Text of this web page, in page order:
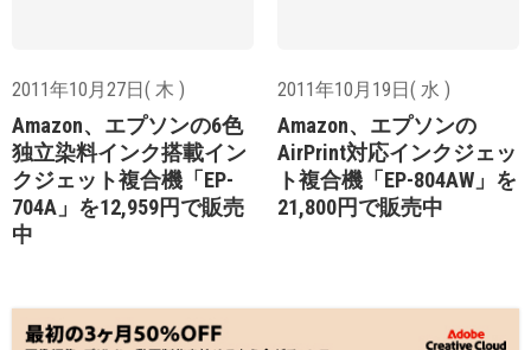
2011年10月27日( 木 )
Amazon、エプソンの6色
独立染料インク搭載イン
クジェット複合機「EP-
704A」を12,959円で販売
中
2011年10月19日( 水 )
Amazon、エプソンの
AirPrint対応インクジェッ
ト複合機「EP-804AW」を
21,800円で販売中